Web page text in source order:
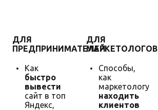
ДЛЯ
ПРЕДПРИНИМАТЕЛЕЙ
Как
быстро
вывести
сайт в топ
Яндекс,
ДЛЯ
МАРКЕТОЛОГОВ
Способы,
как
маркетологу
находить
клиентов